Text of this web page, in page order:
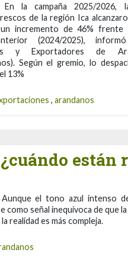
En la campaña 2025/2026,
de la región Ica
incremento de 46%
(2024/2025),
y Exportadores de
Según el gremio, lo
13%
, arandanos
están
Aunque el tono azul intenso
como señal inequívoca de que
realidad es más compleja.